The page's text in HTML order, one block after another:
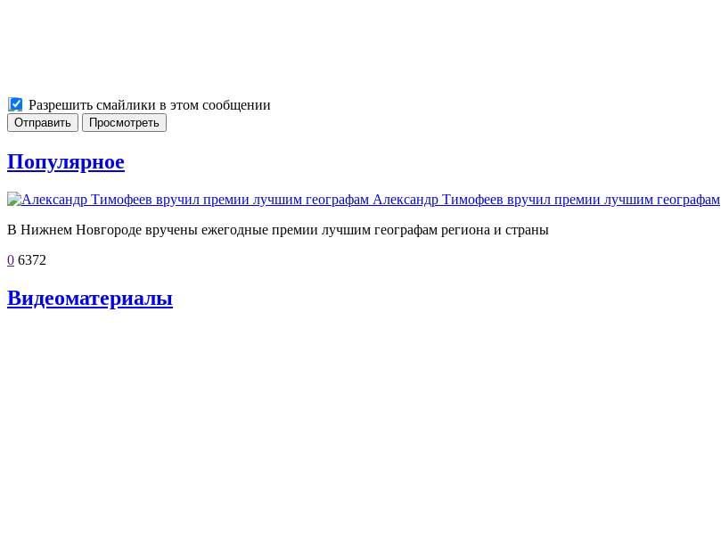
Разрешить смайлики в этом сообщении
Популярное
Александр Тимофеев вручил премии лучшим географам
В Нижнем Новгороде вручены ежегодные премии лучшим географам региона и страны
0 6372
Видеоматериалы